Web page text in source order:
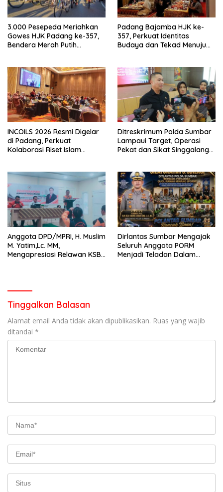
3.000 Pesepeda Meriahkan
Gowes HJK Padang ke-357,
Bendera Merah Putih
Padang Bajamba HJK ke-
357, Perkuat Identitas
Budaya dan Tekad Menuju
INCOILS 2026 Resmi Digelar
di Padang, Perkuat
Kolaborasi Riset Islam
Ditreskrimum Polda Sumbar
Lampaui Target, Operasi
Pekat dan Sikat Singgalang
Anggota DPD/MPRI, H. Muslim
M. Yatim,Lc. MM,
Mengapresiasi Relawan KSB
Dirlantas Sumbar Mengajak
Seluruh Anggota PORM
Menjadi Teladan Dalam
Tinggalkan Balasan
Alamat email Anda tidak akan dipublikasikan. Ruas yang wajib
ditandai *